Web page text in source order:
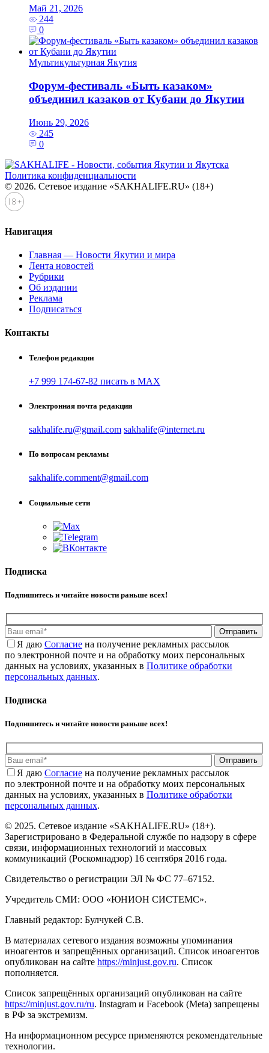
Май 21, 2026
244
0
Мультикультурная Якутия
Форум-фестиваль «Быть казаком»
объединил казаков от Кубани до Якутии
Июнь 29, 2026
245
0
Политика конфиденциальности
© 2026. Сетевое издание «SAKHALIFE.RU» (18+)
Навигация
Главная — Новости Якутии и мира
Лента новостей
Рубрики
Об издании
Реклама
Подписаться
Контакты
Телефон редакции
+7 999 174-67-82 писать в MAX
Электронная почта редакции
sakhalife.ru@gmail.com sakhalife@internet.ru
По вопросам рекламы
sakhalife.comment@gmail.com
Социальные сети
Подписка
Подпишитесь и читайте новости раньше всех!
Отправить
Я даю Cогласие на получение рекламных рассылок
по электронной почте и на обработку моих персональных
данных на условиях, указанных в Политике обработки
персональных данных.
Подписка
Подпишитесь и читайте новости раньше всех!
Отправить
Я даю Cогласие на получение рекламных рассылок
по электронной почте и на обработку моих персональных
данных на условиях, указанных в Политике обработки
персональных данных.
© 2025. Сетевое издание «SAKHALIFE.RU» (18+).
Зарегистрировано в Федеральной службе по надзору в сфере
связи, информационных технологий и массовых
коммуникаций (Роскомнадзор) 16 сентября 2016 года.
Свидетельство о регистрации ЭЛ № ФС 77–67152.
Учредитель СМИ: ООО «ЮНИОН СИСТЕМС».
Главный редактор: Булчукей С.В.
В материалах сетевого издания возможны упоминания
иноагентов и запрещённых организаций. Список иноагентов
опубликован на сайте https://minjust.gov.ru. Список
пополняется.
Список запрещённых организаций опубликован на сайте
https://minjust.gov.ru/ru. Instagram и Facebook (Metа) запрещены
в РФ за экстремизм.
На информационном ресурсе применяются рекомендательные
технологии.